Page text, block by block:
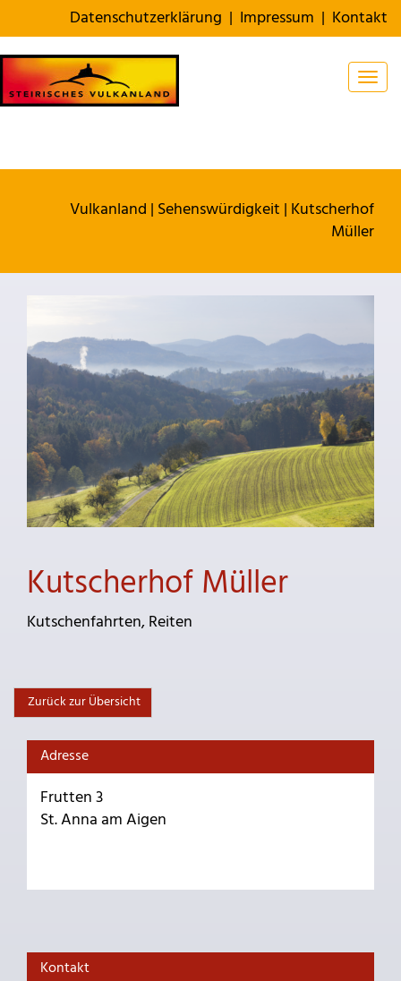
Datenschutzerklärung | Impressum | Kontakt
Vulkanland | Sehenswürdigkeit | Kutscherhof
Müller
Kutscherhof Müller
Kutschenfahrten, Reiten
Zurück zur Übersicht
Adresse
Frutten 3
St. Anna am Aigen
Kontakt